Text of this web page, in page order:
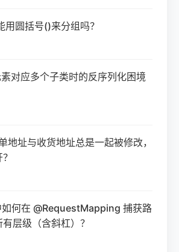
用圆括号()来分组吗？
对应多个子类时的反序列化困境
地址与收货地址总是一起被修改，
何在 @RequestMapping 捕获路
层级（含斜杠）？